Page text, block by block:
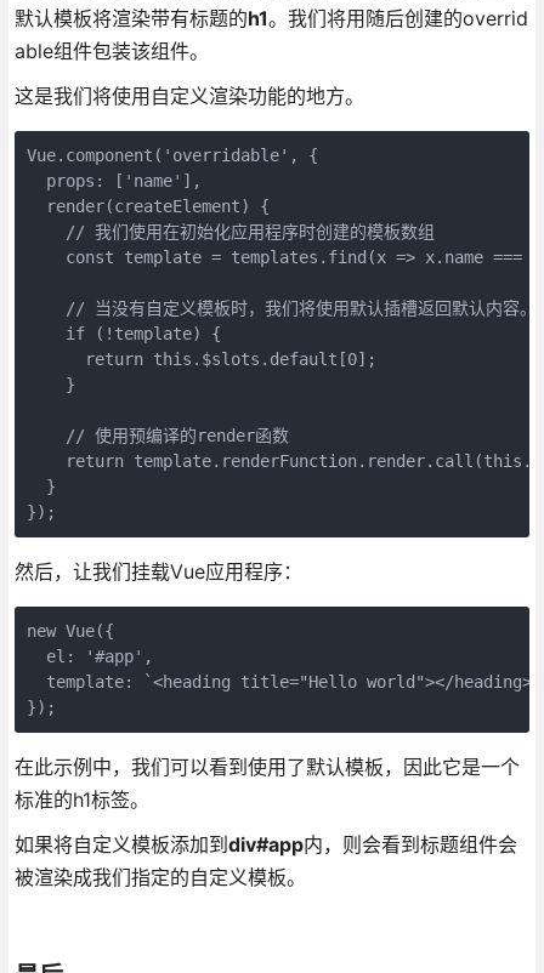
默认模板将渲染带有标题的h1。我们将用随后创建的overrid
able组件包装该组件。
这是我们将使用自定义渲染功能的地方。
Vue.component('overridable', {
  props: ['name'],
  render(createElement) {
    // 我们使用在初始化应用程序时创建的模板数组
const template = templates.find(x => x.name ===
    // 当没有自定义模板时，我们将使用默认插槽返回默认内容。
    if (!template) {
      return this.$slots.default[0];
    }
    // 使用预编译的render函数
return
  }
});
然后，让我们挂载Vue应用程序：
new Vue({
  el: '#app',
  template: `<heading title="Hello world"></heading>`
});
在此示例中，我们可以看到使用了默认模板，因此它是一个
标准的h1标签。
如果将自定义模板添加到 div#app内，则会看到标题组件会
被渲染成我们指定的自定义模板。